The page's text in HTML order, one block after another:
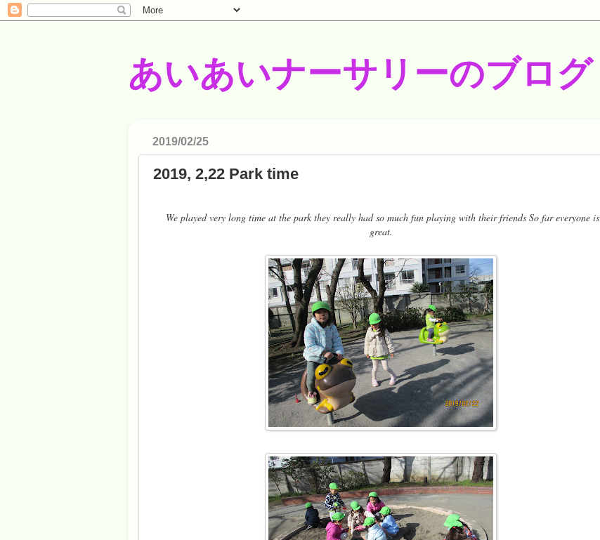
あいあいナーサリーのブログ
2019/02/25
2019, 2,22 Park time
We played very long time at the park they really had so much fun playing with their friends So far everyone is
great.